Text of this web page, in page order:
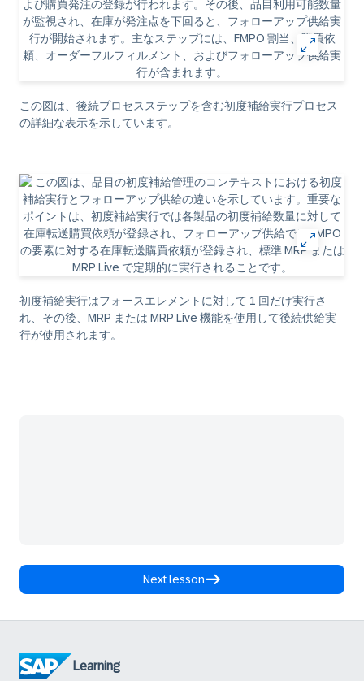
この図は、後続プロセスステップを含む初度補給実行プロセス
の詳細な表示を示しています。
初度補給実行はフォースエレメントに対して 1 回だけ実行さ
れ、その後、MRP または MRP Live 機能を使用して後続供給実
行が使用されます。
Next lesson
Learning